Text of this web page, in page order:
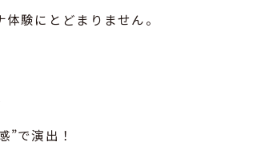
験にとどまりません。
”で演出！